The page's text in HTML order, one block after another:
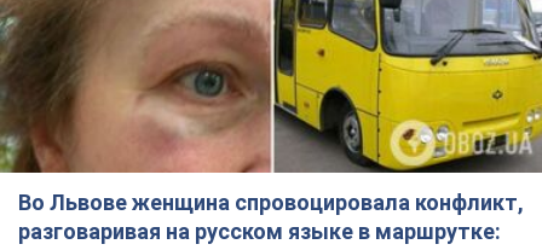
Во Львове женщина спровоцировала конфликт,
разговаривая на русском языке в маршрутке: